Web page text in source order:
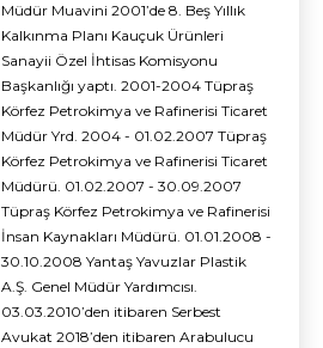
Müdür Muavini 2001’de 8. Beş Yıllık
Kalkınma Planı Kauçuk Ürünleri
Sanayii Özel İhtisas Komisyonu
Başkanlığı yaptı. 2001-2004 Tüpraş
Körfez Petrokimya ve Rafinerisi Ticaret
Müdür Yrd. 2004 - 01.02.2007 Tüpraş
Körfez Petrokimya ve Rafinerisi Ticaret
Müdürü. 01.02.2007 - 30.09.2007
Tüpraş Körfez Petrokimya ve Rafinerisi
İnsan Kaynakları Müdürü. 01.01.2008 -
30.10.2008 Yantaş Yavuzlar Plastik
A.Ş. Genel Müdür Yardımcısı.
03.03.2010’den itibaren Serbest
Avukat 2018’den itibaren Arabulucu